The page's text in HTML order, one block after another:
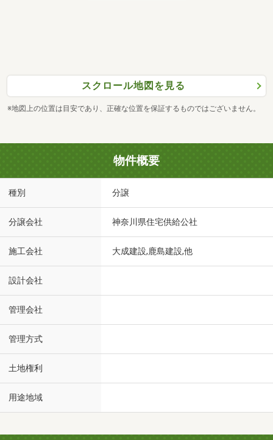
スクロール地図を見る
※地図上の位置は目安であり、正確な位置を保証するものではございません。
物件概要
種別 分譲
分譲会社 神奈川県住宅供給公社
施工会社 大成建設,鹿島建設,他
設計会社
管理会社
管理方式
土地権利
用途地域